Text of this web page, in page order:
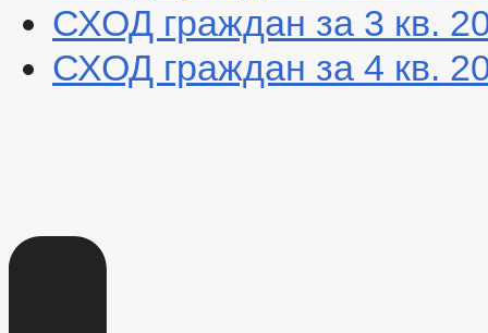
СХОД граждан за 3 кв.
СХОД граждан за 4 кв.